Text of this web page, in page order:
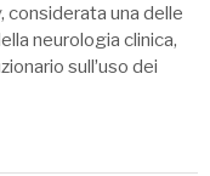
una delle
neurologia clinica,
sullʼuso dei